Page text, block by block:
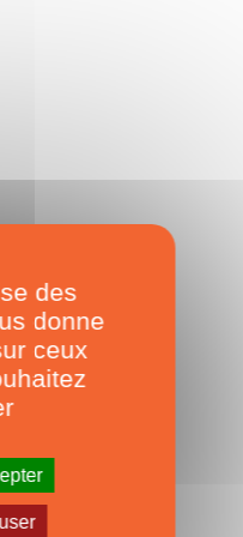
, Bali 4.8
des
donne
ceux